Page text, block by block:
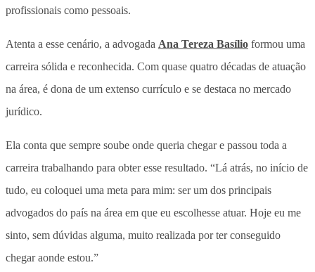
profissionais como pessoais.
Atenta a esse cenário, a advogada Ana Tereza Basílio formou uma
carreira sólida e reconhecida. Com quase quatro décadas de atuação
na área, é dona de um extenso currículo e se destaca no mercado
jurídico.
Ela conta que sempre soube onde queria chegar e passou toda a
carreira trabalhando para obter esse resultado. “Lá atrás, no início de
tudo, eu coloquei uma meta para mim: ser um dos principais
advogados do país na área em que eu escolhesse atuar. Hoje eu me
sinto, sem dúvidas alguma, muito realizada por ter conseguido
chegar aonde estou.”